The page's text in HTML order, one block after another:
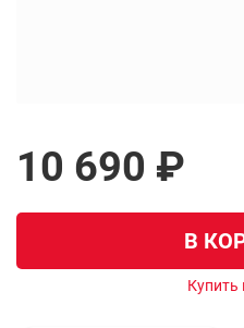
10 690 ₽
В
Купить